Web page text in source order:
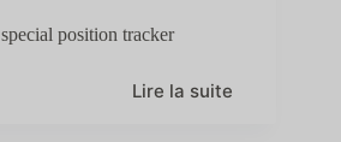
special position tracker
Lire la suite